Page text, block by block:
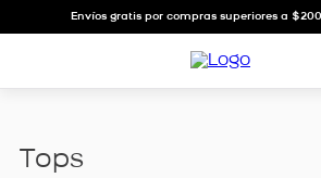
Envíos gratis por compras superiores a
tops